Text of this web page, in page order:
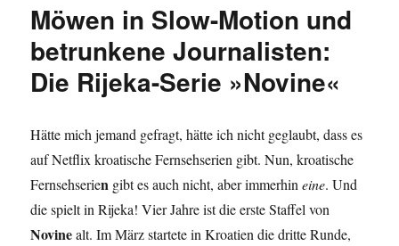
Möwen in Slow-Motion und
betrunkene Journalisten:
Die Rijeka-Serie »Novine«
Hätte mich jemand gefragt, hätte ich nicht geglaubt, dass es
auf Netflix kroatische Fernsehserien gibt. Nun, kroatische
Fernsehserien gibt es auch nicht, aber immerhineine. Und
die spielt in Rijeka! Vier Jahre ist die erste Staffel von
Novinealt. Im März startete in Kroatien die dritte Runde,